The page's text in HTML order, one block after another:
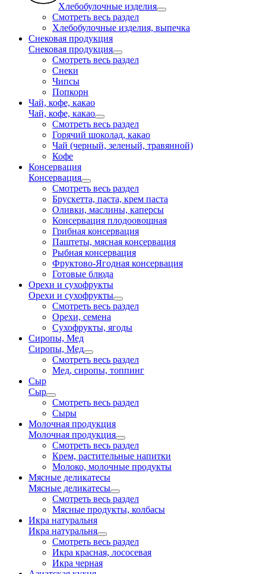
Хлебобулочные изделия
Смотреть весь раздел
Хлебобулочные изделия, выпечка
Снековая продукция
Снековая продукция
Смотреть весь раздел
Снеки
Чипсы
Попкорн
Чай, кофе, какао
Чай, кофе, какао
Смотреть весь раздел
Горячий шоколад, какао
Чай (черный, зеленый, травянной)
Кофе
Консервация
Консервация
Смотреть весь раздел
Брускетта, паста, крем паста
Оливки, маслины, каперсы
Консервация плодоовощная
Грибная консервация
Паштеты, мясная консервация
Рыбная консервация
Фруктово-Ягодная консервация
Готовые блюда
Орехи и сухофрукты
Орехи и сухофрукты
Смотреть весь раздел
Орехи, семена
Сухофрукты, ягоды
Сиропы, Мед
Сиропы, Мед
Смотреть весь раздел
Мед, сиропы, топпинг
Сыр
Сыр
Смотреть весь раздел
Сыры
Молочная продукция
Молочная продукция
Смотреть весь раздел
Крем, растительные напитки
Молоко, молочные продукты
Мясные деликатесы
Мясные деликатесы
Смотреть весь раздел
Мясные продукты, колбасы
Икра натуральня
Икра натуральня
Смотреть весь раздел
Икра красная, лососевая
Икра черная